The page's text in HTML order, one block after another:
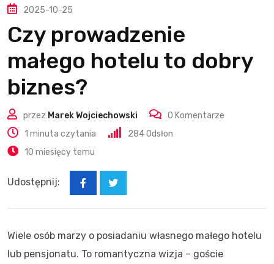
2025-10-25
Czy prowadzenie
małego hotelu to dobry
biznes?
przez Marek Wojciechowski 0 Komentarze
1 minuta czytania
284Odsłon
10 miesięcy temu
Udostępnij:
Wiele osób marzy o posiadaniu własnego małego hotelu
lub pensjonatu. To romantyczna wizja – goście